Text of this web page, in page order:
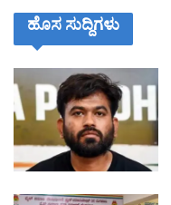
ಹೊಸ ಸುದ್ದಿಗಳು